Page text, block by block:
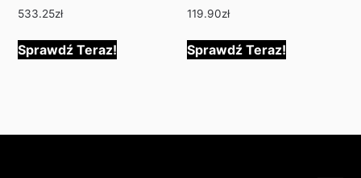
533.25zł
Sprawdź Teraz!
119.90zł
Sprawdź Teraz!